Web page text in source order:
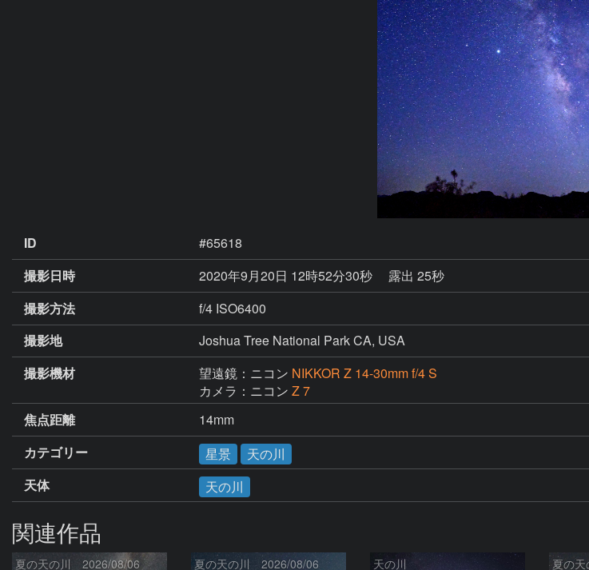
ID
#65618
撮影日時
2020年9月20日 12時52分30秒
露出 25秒
撮影方法
f/4 ISO6400
撮影地
Joshua Tree National Park CA, USA
撮影機材
望遠鏡：ニコン NIKKOR Z 14-30mm f/4 S
カメラ：ニコン Z 7
焦点距離
14mm
カテゴリー
星景
天の川
天体
天の川
関連作品
夏の天の川 2026/08/06 夏の天の川 2026/08/06 天の川 夏の